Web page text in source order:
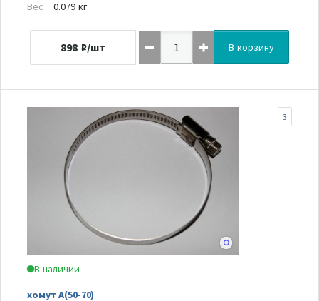
Вес
0.079 кг
898 ₽/шт В корзину
В наличии
хомут A(50-70)
3